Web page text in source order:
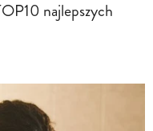
najlepszych